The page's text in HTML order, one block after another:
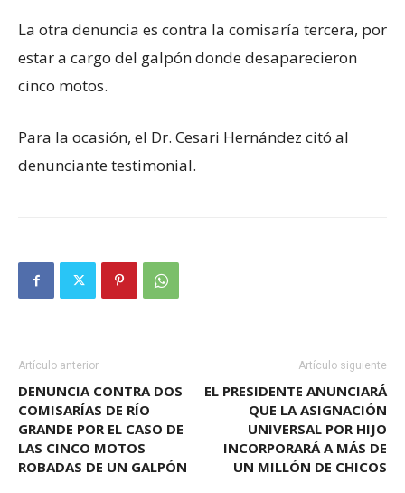
La otra denuncia es contra la comisaría tercera, por
estar a cargo del galpón donde desaparecieron
cinco motos.
Para la ocasión, el Dr. Cesari Hernández citó al
denunciante testimonial.
Artículo anterior
DENUNCIA CONTRA DOS
COMISARÍAS DE RÍO
GRANDE POR EL CASO DE
LAS CINCO MOTOS
ROBADAS DE UN GALPÓN
Artículo siguiente
EL PRESIDENTE ANUNCIARÁ
QUE LA ASIGNACIÓN
UNIVERSAL POR HIJO
INCORPORARÁ A MÁS DE
UN MILLÓN DE CHICOS